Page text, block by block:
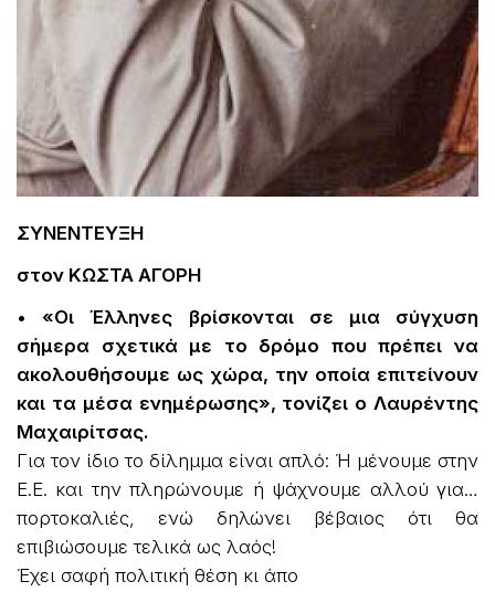
ΣΥΝΕΝΤΕΥΞΗ
στον ΚΩΣΤΑ ΑΓΟΡΗ
• «Οι Έλληνες βρίσκονται σε μια σύγχυση
σήμερα σχετικά με το δρόμο που πρέπει να
ακολουθήσουμε ως χώρα, την οποία επιτείνουν
και τα μέσα ενημέρωσης», τονίζει ο Λαυρέντης
Μαχαιρίτσας.
Για τον ίδιο το δίλημμα είναι απλό: Ή μένουμε στην
Ε.Ε. και την πληρώνουμε ή ψάχνουμε αλλού για…
πορτοκαλιές, ενώ δηλώνει βέβαιος ότι θα
επιβιώσουμε τελικά ως λαός!
Έχει σαφή πολιτική θέση κι άπο